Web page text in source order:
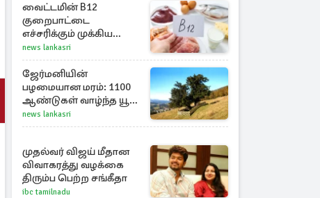
வைட்டமின் B12
குறைபாட்டை
எச்சரிக்கும் முக்கிய
அறிகுறிகள்..,
என்னென்ன தெரியுமா?
news lankasri
ஜேர்மனியின்
பழமையான மரம்: 1100
ஆண்டுகள் வாழ்ந்த யூ
மரம் கண்டுபிடிப்பு
news lankasri
முதல்வர் விஜய் மீதான
விவாகரத்து வழக்கை
திரும்ப பெற்ற சங்கீதா
ibc tamilnadu